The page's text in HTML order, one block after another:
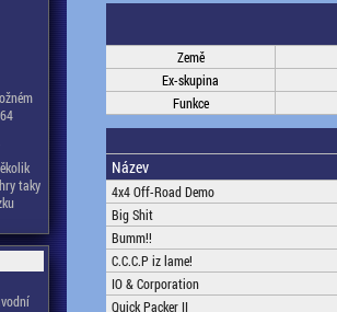
taky
Země
Ex-skupina
Funkce
Název
4x4 Off-Road Demo
Big Shit
Bumm!!
C.C.C.P iz lame!
IO & Corporation
Quick Packer II